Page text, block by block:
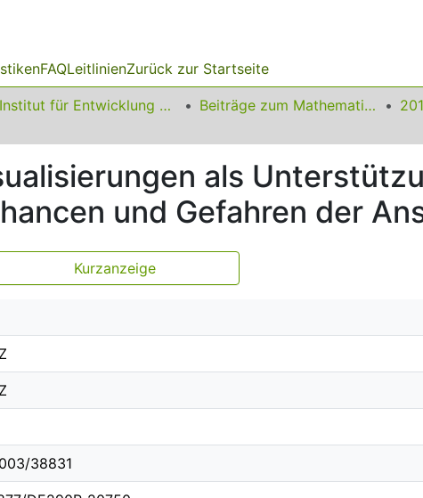
FAQLeitlinienZurück zur Startseite
Institut für Entwicklung und Erforschung des Mathematikunterrichts Beiträge zum Mathematikunterricht
als
und Gefahren der
Kurzanzeige
38831